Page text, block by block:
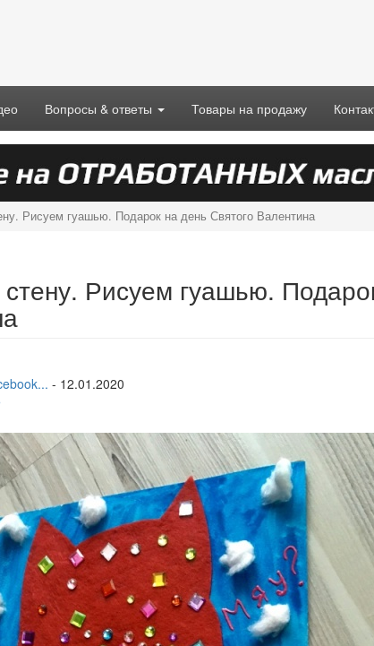
Вопросы & ответы Товары на продажу
Рисуем гуашью. Подарок на день Святого Валентина
Рисуем гуашью.
- 12.01.2020